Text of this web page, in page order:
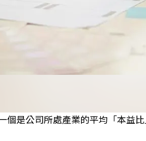
個是公司所處產業的平均「本益